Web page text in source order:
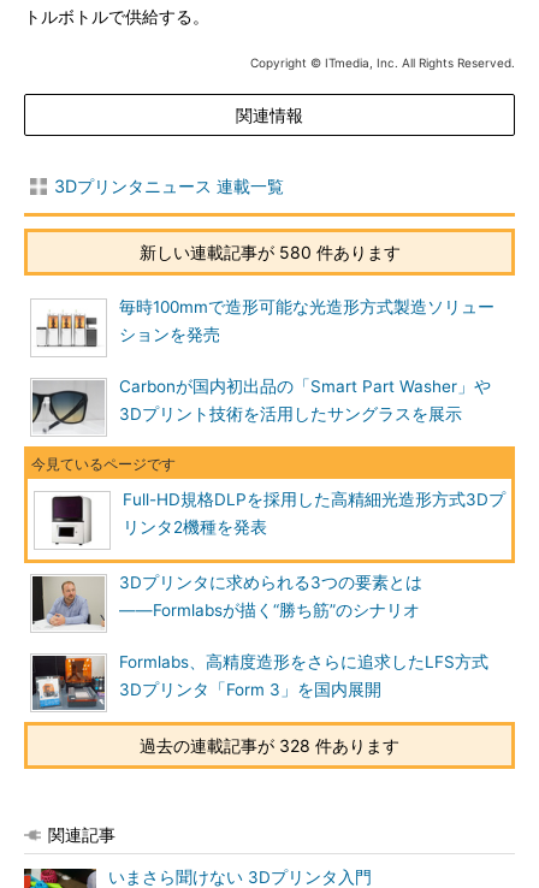
トルボトルで供給する。
Copyright © ITmedia, Inc. All Rights Reserved.
関連情報
3Dプリンタニュース 連載一覧
新しい連載記事が 580 件あります
毎時100mmで造形可能な光造形方式製造ソリュー
ションを発売
Carbonが国内初出品の「Smart Part Washer」や
3Dプリント技術を活用したサングラスを展示
Full-HD規格DLPを採用した高精細光造形方式3Dプ
リンタ2機種を発表
3Dプリンタに求められる3つの要素とは
――Formlabsが描く“勝ち筋”のシナリオ
Formlabs、高精度造形をさらに追求したLFS方式
3Dプリンタ「Form 3」を国内展開
過去の連載記事が 328 件あります
関連記事
いまさら聞けない 3Dプリンタ入門